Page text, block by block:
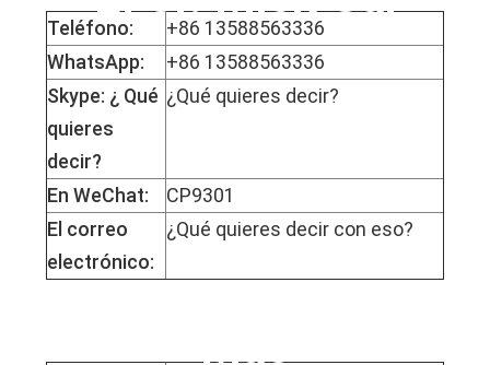
Teléfono:
+86 13588563336
WhatsApp:
+86 13588563336
Skype: ¿ Qué
quieres
decir?
¿Qué quieres decir?
En WeChat:
CP9301
El correo
electrónico:
¿Qué quieres decir con eso?